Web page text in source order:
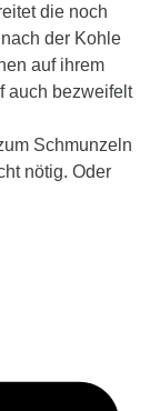
die noch
der Kohle
auf ihrem
auch bezweifelt
Schmunzeln
nötig. Oder